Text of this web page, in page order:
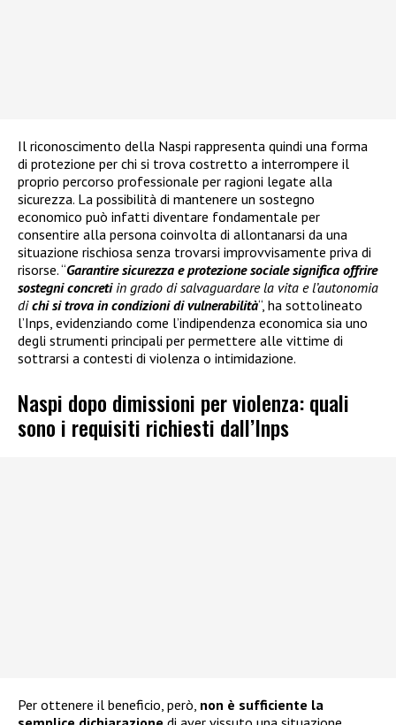
Il riconoscimento della Naspi rappresenta quindi una forma
di protezione per chi si trova costretto a interrompere il
proprio percorso professionale per ragioni legate alla
sicurezza. La possibilità di mantenere un sostegno
economico può infatti diventare fondamentale per
consentire alla persona coinvolta di allontanarsi da una
situazione rischiosa senza trovarsi improvvisamente priva di
risorse. “Garantire sicurezza e protezione sociale significa offrire
sostegni concretiin grado di salvaguardare la vita e l’autonomia
dichi si trova in condizioni di vulnerabilità“, ha sottolineato
l’Inps, evidenziando come l’indipendenza economica sia uno
degli strumenti principali per permettere alle vittime di
sottrarsi a contesti di violenza o intimidazione.
Naspi dopo dimissioni per violenza: quali
sono i requisiti richiesti dall’Inps
Per ottenere il beneficio, però, non è sufficiente la